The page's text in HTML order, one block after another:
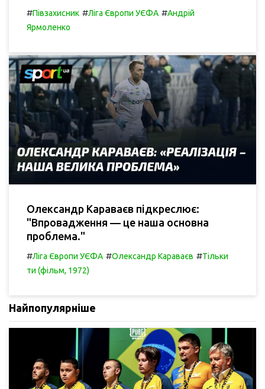
#Півзахисник #Ліга Європи УЄФА #Андрій
Ярмоленко
Олександр Караваєв підкреслює:
"Впровадження — це наша основна
проблема."
#Ліга Європи УЄФА #Олександр Караваєв #Тільки
ти (фільм, 1972)
Найпопулярніше